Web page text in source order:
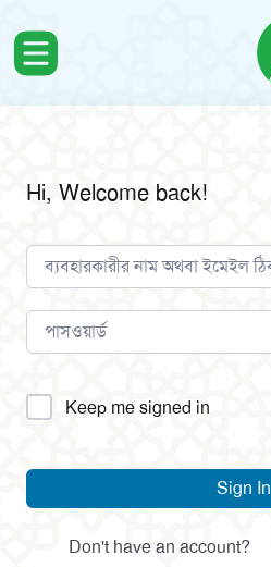
Hi, Welcome back!
Alternative:
Keep me signed in
Sign In
Don't have an account?